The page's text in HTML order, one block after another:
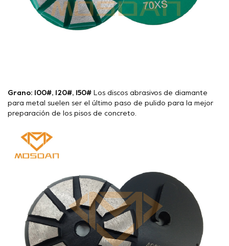
Grano: 100#, 120#, 150#
Los discos abrasivos de diamante
para metal suelen ser el último paso de pulido para la mejor
preparación de los pisos de concreto.